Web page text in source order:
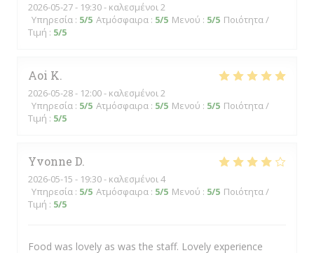
2026-05-27- 19:30 - καλεσμένοι 2
Υπηρεσία : 5/5 Ατμόσφαιρα : 5/5 Μενού : 5/5 Ποιότητα /
Τιμή : 5/5
Aoi K
2026-05-28- 12:00 - καλεσμένοι 2
Υπηρεσία : 5/5 Ατμόσφαιρα : 5/5 Μενού : 5/5 Ποιότητα /
Τιμή : 5/5
Yvonne D
2026-05-15 - 19:30 - καλεσμένοι 4
Υπηρεσία : 5/5 Ατμόσφαιρα : 5/5 Μενού : 5/5 Ποιότητα /
Τιμή : 5/5
Food was lovely as was the staff. Lovely experience